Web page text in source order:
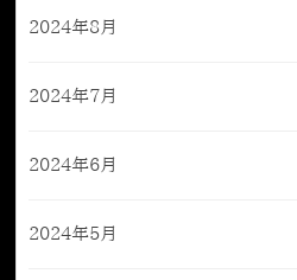
2024年8月
2024年7月
2024年6月
2024年5月